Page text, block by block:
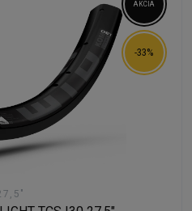
AKCIA
-33%